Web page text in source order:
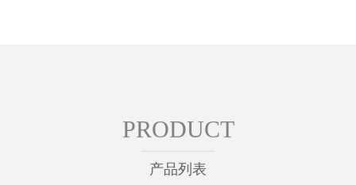
PRODUCT
产品列表